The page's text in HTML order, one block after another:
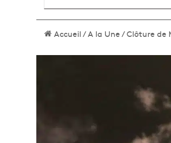
Accueil/A la Une/Clôture de